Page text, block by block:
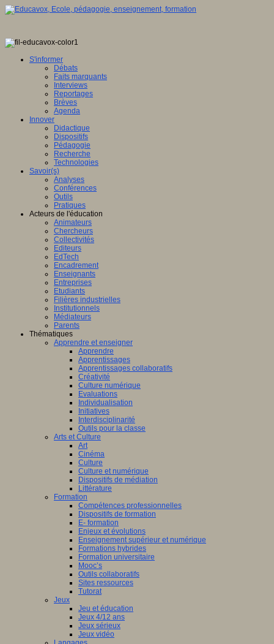
S'informer
Débats
Faits marquants
Interviews
Reportages
Brèves
Agenda
Innover
Didactique
Dispositifs
Pédagogie
Recherche
Technologies
Savoir(s)
Analyses
Conférences
Outils
Pratiques
Acteurs de l'éducation
Animateurs
Chercheurs
Collectivités
Editeurs
EdTech
Encadrement
Enseignants
Entreprises
Etudiants
Filières industrielles
Institutionnels
Médiateurs
Parents
Thématiques
Apprendre et enseigner
Apprendre
Apprentissages
Apprentissages collaboratifs
Créativité
Culture numérique
Evaluations
Individualisation
Initiatives
Interdisciplinarité
Outils pour la classe
Arts et Culture
Art
Cinéma
Culture
Culture et numérique
Dispositifs de médiation
Littérature
Formation
Compétences professionnelles
Dispositifs de formation
E- formation
Enjeux et évolutions
Enseignement supérieur et numérique
Formations hybrides
Formation universitaire
Mooc’s
Outils collaboratifs
Sites ressources
Tutorat
Jeux
Jeu et éducation
Jeux 4/12 ans
Jeux sérieux
Jeux vidéo